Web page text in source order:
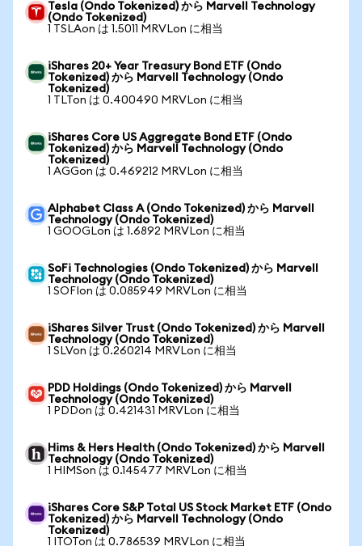
Tesla (Ondo Tokenized) から Marvell Technology
(Ondo Tokenized)
1 TSLAon は 1.5011 MRVLon に相当
iShares 20+ Year Treasury Bond ETF (Ondo
Tokenized) から Marvell Technology (Ondo
Tokenized)
1 TLTon は 0.400490 MRVLon に相当
iShares Core US Aggregate Bond ETF (Ondo
Tokenized) から Marvell Technology (Ondo
Tokenized)
1 AGGon は 0.469212 MRVLon に相当
Alphabet Class A (Ondo Tokenized) から Marvell
Technology (Ondo Tokenized)
1 GOOGLon は 1.6892 MRVLon に相当
SoFi Technologies (Ondo Tokenized) から Marvell
Technology (Ondo Tokenized)
1 SOFIon は 0.085949 MRVLon に相当
iShares Silver Trust (Ondo Tokenized) から Marvell
Technology (Ondo Tokenized)
1 SLVon は 0.260214 MRVLon に相当
PDD Holdings (Ondo Tokenized) から Marvell
Technology (Ondo Tokenized)
1 PDDon は 0.421431 MRVLon に相当
Hims & Hers Health (Ondo Tokenized) から Marvell
Technology (Ondo Tokenized)
1 HIMSon は 0.145477 MRVLon に相当
iShares Core S&P Total US Stock Market ETF (Ondo
Tokenized) から Marvell Technology (Ondo
Tokenized)
1 ITOTon は 0.786539 MRVLon に相当